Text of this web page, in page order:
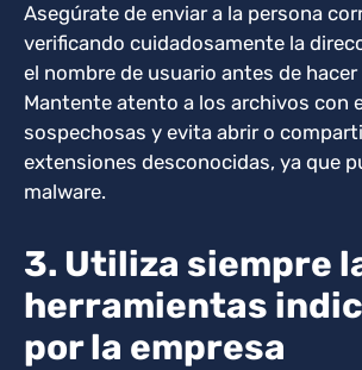
Asegúrate de enviar a la persona
verificando cuidadosamente la
el nombre de usuario antes de hacer
Mantente atento a los archivos con
sospechosas y evita abrir o
extensiones desconocidas, ya que
malware.
3. Utiliza siempre
herramientas
por la empresa